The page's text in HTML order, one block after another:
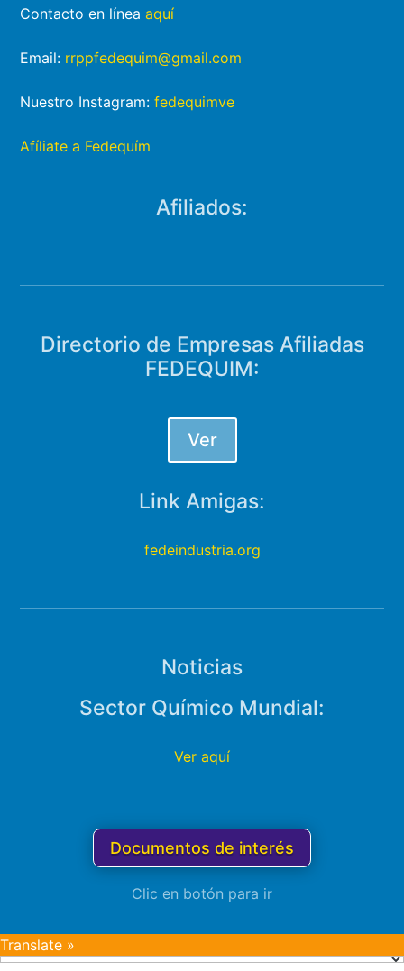
Contacto en líneaaquí
Email: rrppfedequim@gmail.com
Nuestro Instagram:fedequimve
Afíliate a Fedequím
Afiliados:
Directorio de Empresas Afiliadas
FEDEQUIM:
Ver
Link Amigas:
fedeindustria.org
Noticias
Sector Químico Mundial:
Ver aquí
Documentos de interés
Clic en botón para ir
Translate »